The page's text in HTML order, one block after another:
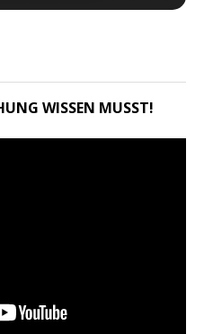
WISSEN MUSST!